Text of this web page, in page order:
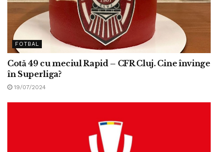
FOTBAL
Cotă 49 cu meciul Rapid – CFR Cluj. Cine învinge
în Superliga?
19/07/2024